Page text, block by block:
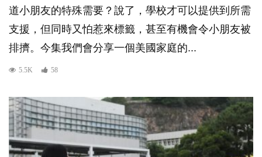
道小朋友的特殊需要？說了，學校才可以提供到所需
支援，但同時又怕惹來標籤，甚至有機會令小朋友被
排擠。今集我們會分享一個美國家庭的...
5.5K 58